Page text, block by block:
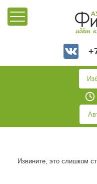
Извините, это слишком